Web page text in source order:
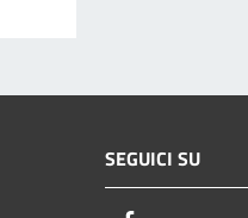
SEGUICI SU